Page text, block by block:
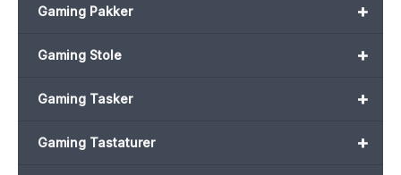
+
Gaming Pakker
+
Gaming Stole
+
Gaming Tasker
+
Gaming Tastaturer